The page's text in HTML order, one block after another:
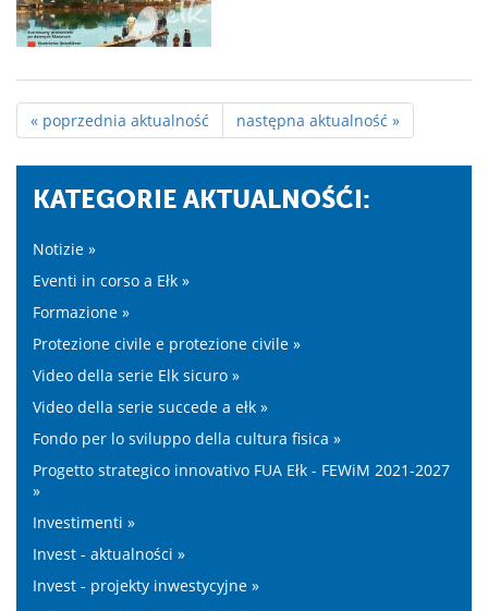
« poprzednia aktualność następna aktualność »
KATEGORIE AKTUALNOŚĆI:
Notizie »
Eventi in corso a Ełk »
Formazione »
Protezione civile e protezione civile »
Video della serie Elk sicuro »
Video della serie succede a ełk »
Fondo per lo sviluppo della cultura fisica »
Progetto strategico innovativo FUA Ełk - FEWiM 2021-2027
»
Investimenti »
Invest - aktualności »
Invest - projekty inwestycyjne »